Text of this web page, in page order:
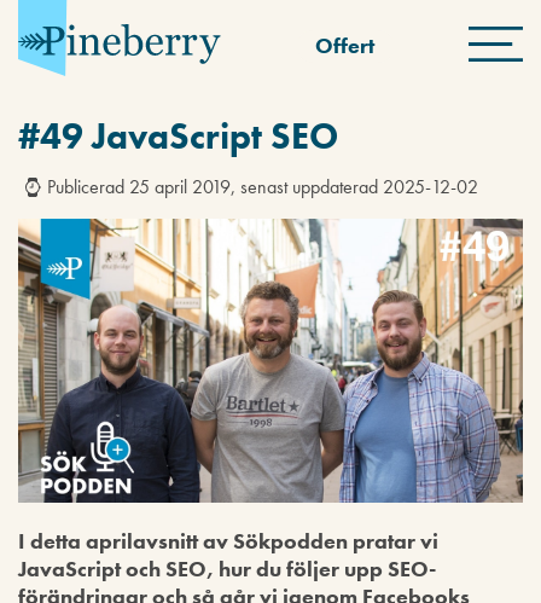
Offert
#49 JavaScript SEO
Publicerad 25 april 2019, senast uppdaterad 2025-12-02
I detta aprilavsnitt av Sökpodden pratar vi
JavaScript och SEO, hur du följer upp SEO-
förändringar och så går vi igenom Facebooks